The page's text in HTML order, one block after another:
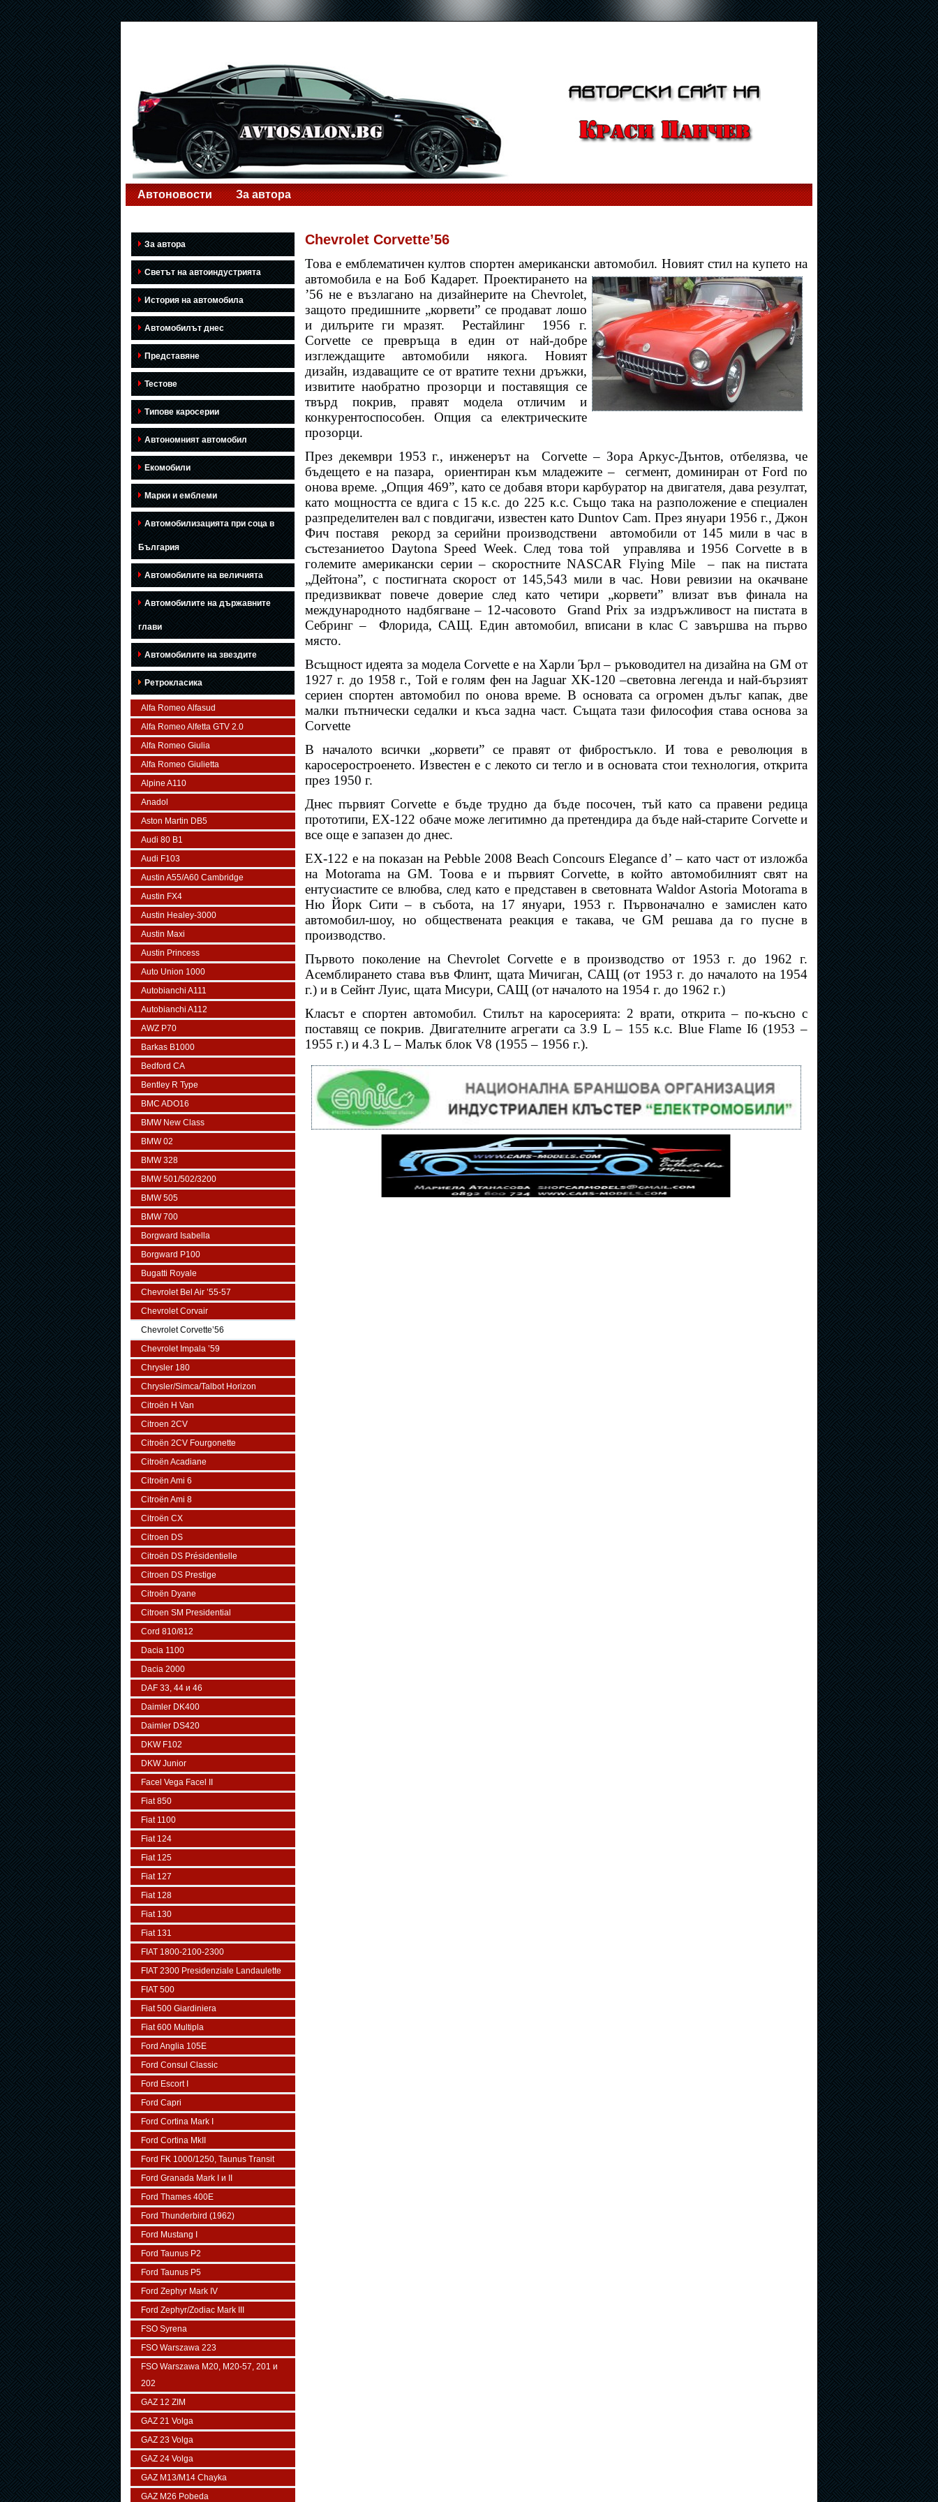
Автоновости За автора
За автора
Светът на автоиндустрията
История на автомобила
Автомобилът днес
Представяне
Тестове
Типове каросерии
Автономният автомобил
Екомобили
Марки и емблеми
Автомобилизацията при соца в
България
Автомобилите на величията
Автомобилите на държавните
глави
Автомобилите на звездите
Ретрокласика
Alfa Romeo Alfasud
Alfa Romeo Alfetta GTV 2.0
Alfa Romeo Giulia
Alfa Romeo Giulietta
Alpine A110
Anadol
Aston Martin DB5
Audi 80 B1
Audi F103
Austin A55/A60 Cambridge
Austin FX4
Austin Healey-3000
Austin Maxi
Austin Princess
Auto Union 1000
Autobianchi A111
Autobianchi A112
AWZ P70
Barkas B1000
Bedford CA
Bentley R Type
BMC ADO16
BMW New Class
BMW 02
BMW 328
BMW 501/502/3200
BMW 505
BMW 700
Borgward Isabella
Borgward P100
Bugatti Royale
Chevrolet Bel Air ’55-57
Chevrolet Corvair
Chevrolet Corvette’56
Chevrolet Impala ’59
Chrysler 180
Chrysler/Simca/Talbot Horizon
Citroën H Van
Citroen 2CV
Citroën 2CV Fourgonette
Citroën Acadiane
Citroën Ami 6
Citroën Ami 8
Citroën CX
Citroen DS
Citroën DS Présidentielle
Citroen DS Prestige
Citroën Dyane
Citroen SM Presidential
Cord 810/812
Dacia 1100
Dacia 2000
DAF 33, 44 и 46
Daimler DK400
Daimler DS420
DKW F102
DKW Junior
Facel Vega Facel II
Fiat 850
Fiat 1100
Fiat 124
Fiat 125
Fiat 127
Fiat 128
Fiat 130
Fiat 131
FIAT 1800-2100-2300
FIAT 2300 Presidenziale Landaulette
FIAT 500
Fiat 500 Giardiniera
Fiat 600 Multipla
Ford Anglia 105E
Ford Consul Classic
Ford Escort I
Ford Capri
Ford Cortina Mark I
Ford Cortina MkII
Ford FK 1000/1250, Taunus Transit
Ford Granada Mark I и II
Ford Thames 400E
Ford Thunderbird (1962)
Ford Mustang I
Ford Taunus P2
Ford Taunus P5
Ford Zephyr Mark IV
Ford Zephyr/Zodiac Mark III
FSO Syrena
FSO Warszawa 223
FSO Warszawa М20, M20-57, 201 и
202
GAZ 12 ZIM
GAZ 21 Volga
GAZ 23 Volga
GAZ 24 Volga
GAZ M13/M14 Chayka
GAZ M26 Pobeda
Chevrolet Corvette’56
Това е емблематичен култов спортен американски автомобил. Новият стил на купето на
автомобила е на Боб Кадарет. Проектирането на
’56 не е възлагано на дизайнерите на Chevrolet,
защото предишните „корвети” се продават лошо
и дилърите ги мразят.
Рестайлинг
1956 г.
Corvette се превръща в един от най-добре
изглеждащите автомобили някога. Новият
дизайн, издаващите се от вратите техни дръжки,
извитите наобратно прозорци и поставящия се
твърд покрив, правят модела отличим и
конкурентоспособен. Опция са електрическите
прозорци.
През декември 1953 г., инженерът на
Corvette – Зора Аркус-Дънтов, отбелязва, че
бъдещето е на пазара,
ориентиран към младежите –
сегмент, доминиран от Ford по
онова време. „Опция 469”, като се добавя втори карбуратор на двигателя, дава резултат,
като мощността се вдига с 15 к.с. до 225 к.с. Също така на разположение е специален
разпределителен вал с повдигачи, известен като Duntov Cam. През януари 1956 г., Джон
Фич поставя
рекорд за серийни производствени
автомобили от 145 мили в час в
състезаниетоо Daytona Speed Week. След това той
управлява и 1956 Corvette в в
големите американски серии – скоростните NASCAR Flying Mile
– пак на пистата
„Дейтона”, с постигната скорост от 145,543 мили в час. Нови ревизии на окачване
предизвикват повече доверие след като четири „корвети” влизат във финала на
международното надбягване – 12-часовото
Grand Prix за издръжливост на пистата в
Себринг –
Флорида, САЩ. Един автомобил, вписани в клас C завършва на първо
място.
Всъщност идеята за модела Corvette е на Харли Ърл – ръководител на дизайна на GM от
1927 г. до 1958 г., Той е голям фен на Jaguar XK-120 –световна легенда и най-бързият
сериен спортен автомобил по онова време. В основата са огромен дълъг капак, две
малки пътнически седалки и къса задна част. Същата тази философия става основа за
Corvette
В началото всички „корвети” се правят от фибростъкло. И това е революция в
каросеростроенето. Известен е с лекото си тегло и в основата стои технология, открита
през 1950 г.
Днес първият Corvette е бъде трудно да бъде посочен, тъй като са правени редица
прототипи, EX-122 обаче може легитимно да претендира да бъде най-старите Corvette и
все още е запазен до днес.
EX-122 е на показан на Pebble 2008 Beach Concours Elegance d’ – като част от изложба
на Motorama на GM. Тоова е и първият Corvette, в който автомобилният свят на
ентусиастите се влюбва, след като е представен в световната Waldor Astoria Motorama в
Ню Йорк Сити – в събота, на 17 януари, 1953 г. Първоначално е замислен като
автомобил-шоу, но обществената реакция е такава, че GM решава да го пусне в
производство.
Първото поколение на Chevrolet Corvette е в производство от 1953 г. до 1962 г.
Асемблирането става във Флинт, щата Мичиган, САЩ (от 1953 г. до началото на 1954
г.) и в Сейнт Луис, щата Мисури, САЩ (от началото на 1954 г. до 1962 г.)
Класът е спортен автомобил. Стилът на каросерията: 2 врати, открита – по-късно с
поставящ се покрив. Двигателните агрегати са 3.9 L – 155 к.с. Blue Flame I6 (1953 –
1955 г.) и 4.3 L – Малък блок V8 (1955 – 1956 г.).